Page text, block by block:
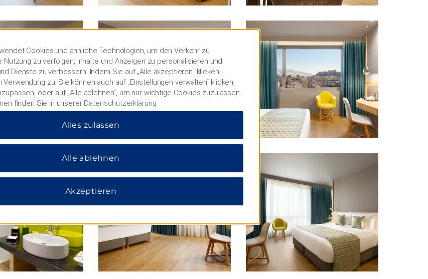
Cookies und ähnliche Technologien, um den Verkehr zu
Nutzung zu verfolgen, Inhalte und Anzeigen zu personalisieren und
Dienste zu verbessern. Indem Sie auf „Alle akzeptieren“ klicken,
zu. Sie können auch auf „Einstellungen verwalten“ klicken,
oder auf „Alle ablehnen“, um nur wichtige Cookies zuzulassen.
finden Sie in unserer Datenschutzerklärung.
Alles zulassen
Alle ablehnen
Akzeptieren